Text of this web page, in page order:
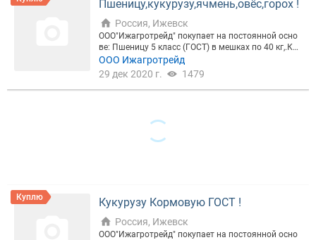
Сбросить
Пшеницу,кукурузу,ячмень,овёс,горох !
Россия, Ижевск
ООО"Ижагротрейд" покупает на постоянной осно
ве: Пшеницу 5 класс (ГОСТ) в мешках по 40 кг,.Кук
урузу кормовую (ГОСТ) в мешках.,Ячмень кормов
ой (ГОСТ) в мешках по 40 кг,Овёс кормовой (ГОС
Т) в мешках.С доставкой в г.Ижевск,Удмуртская Р
еспублика (фурами 20 тон). Роман Борисович,те
ООО Ижагротрейд
29 дек 2020 г.
1479
Куплю Кукурузу Кормовую ГОСТ !
Россия, Ижевск
ООО"Ижагротрейд" покупает на постоянной осно